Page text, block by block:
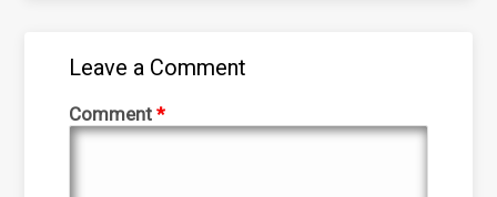
Leave a Comment
Comment*